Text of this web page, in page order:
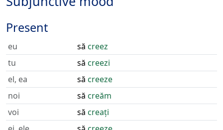
Present
eu să creez
tu
să creezi
el, ea
să creeze
noi
să creăm
voi
să creați